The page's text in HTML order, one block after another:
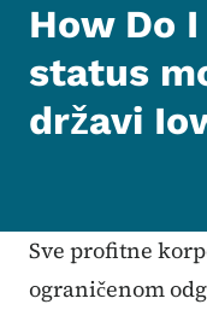
How Do
status
državi
Sve profitne
ograničenom